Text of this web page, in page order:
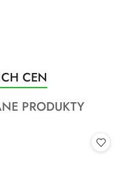
CEN
PRODUKTY